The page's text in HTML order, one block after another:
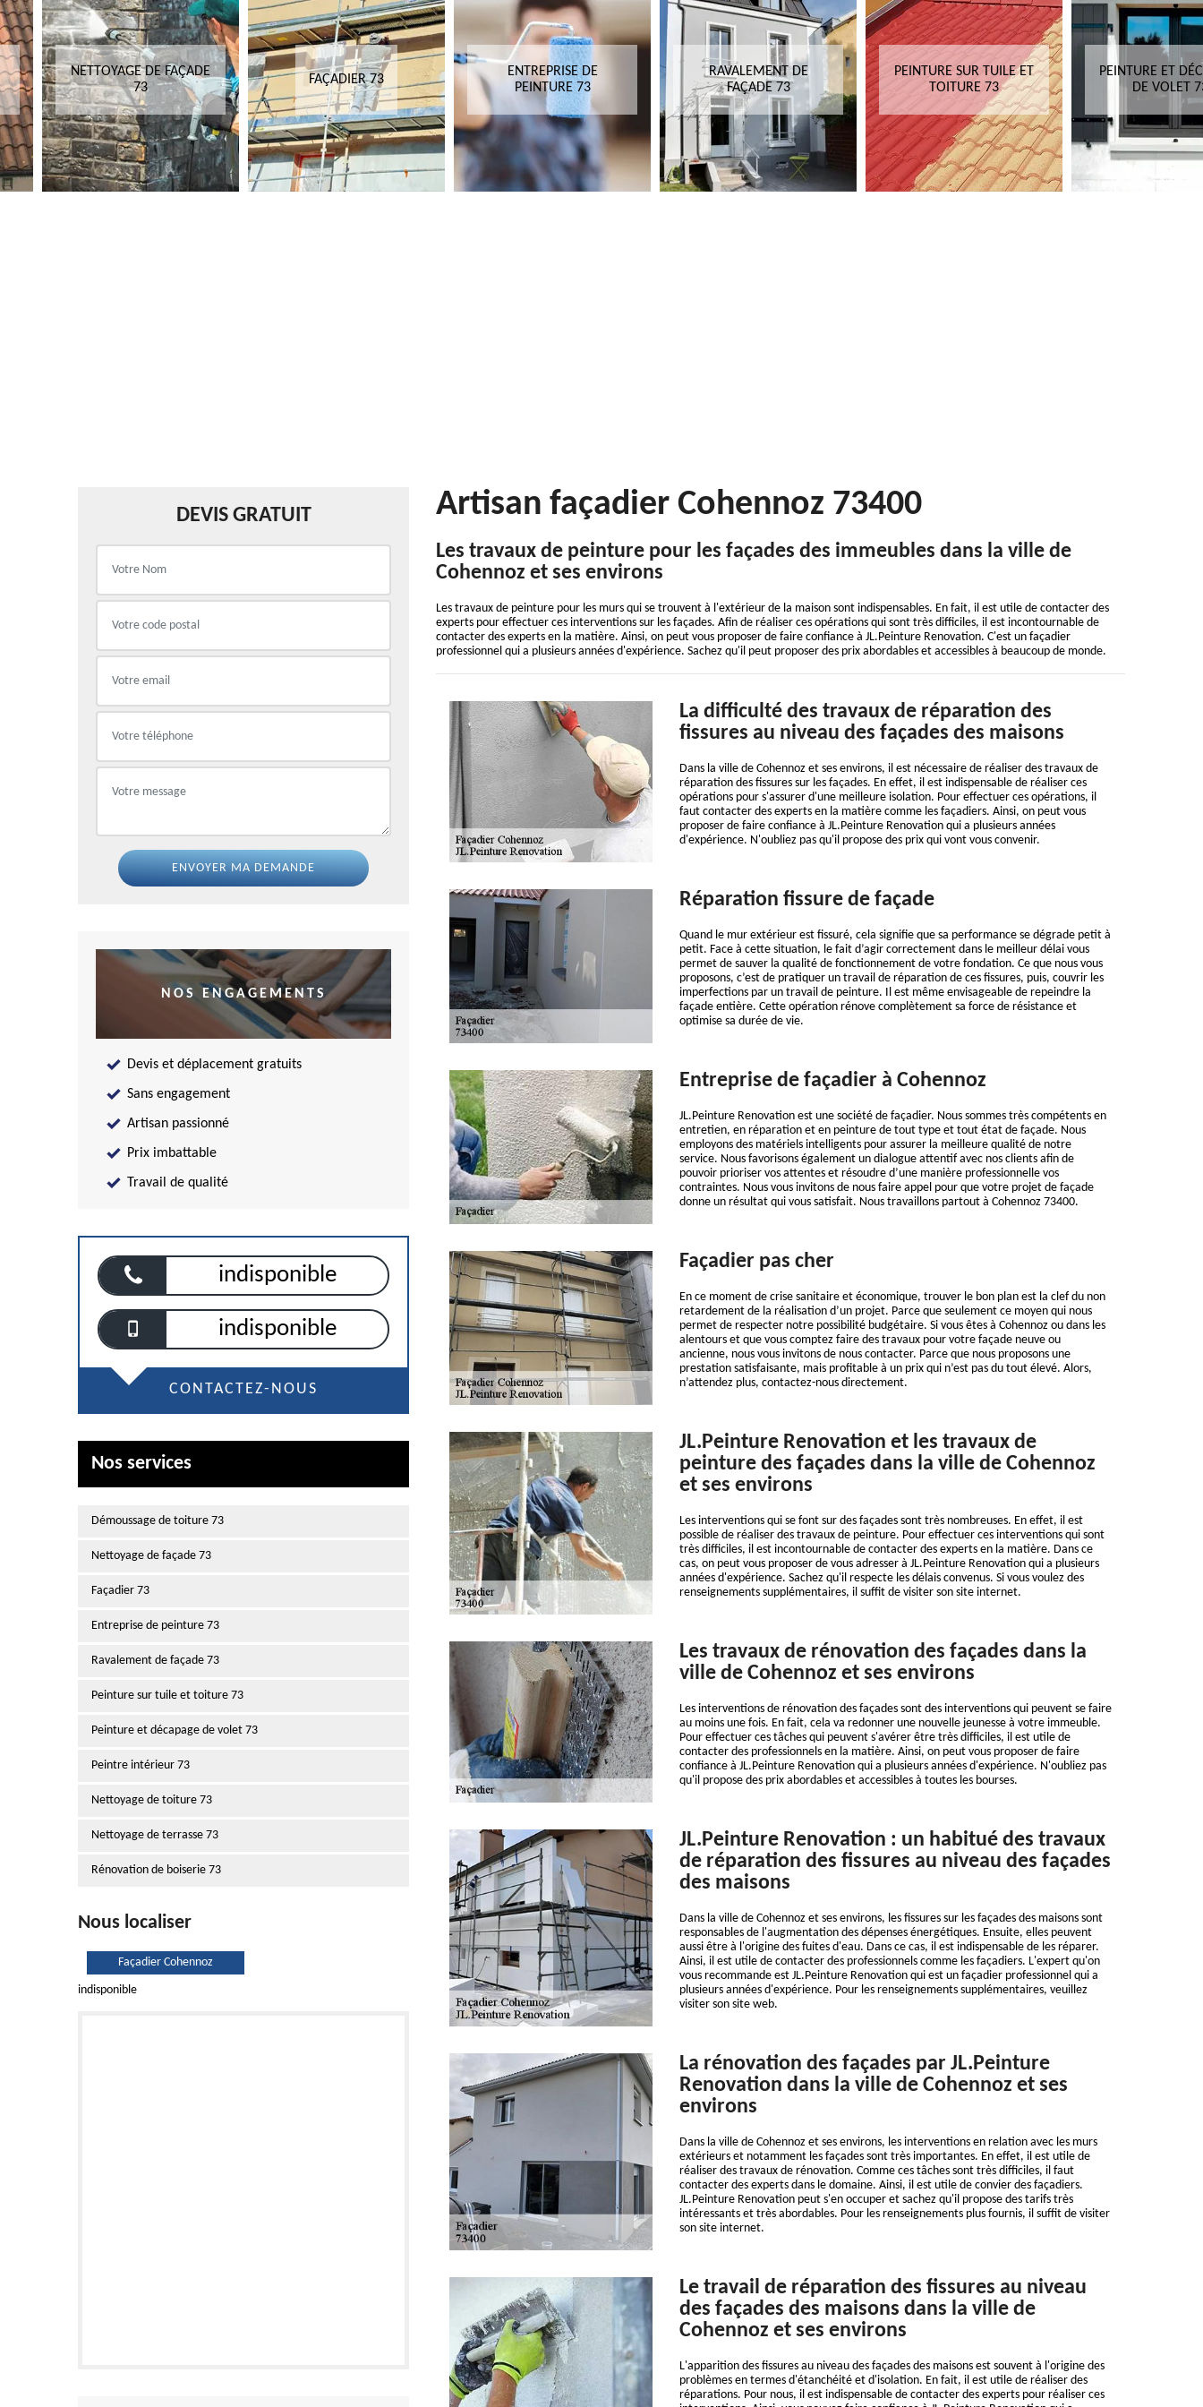
NETTOYAGE DE FAÇADE
73
FAÇADIER 73
ENTREPRISE DE
PEINTURE 73
RAVALEMENT DE
FAÇADE 73
PEINTURE SUR TUILE ET
TOITURE 73
PEINTURE ET
DE VOLET
DEVIS GRATUIT
NOS ENGAGEMENTS
Devis et déplacement gratuits
Sans engagement
Artisan passionné
Prix imbattable
Travail de qualité
indisponible
indisponible
CONTACTEZ-NOUS
Nos services
Démoussage de toiture 73
Nettoyage de façade 73
Façadier 73
Entreprise de peinture 73
Ravalement de façade 73
Peinture sur tuile et toiture 73
Peinture et décapage de volet 73
Peintre intérieur 73
Nettoyage de toiture 73
Nettoyage de terrasse 73
Rénovation de boiserie 73
Nous localiser
Façadier Cohennoz
indisponible
Artisan façadier Cohennoz 73400
Les travaux de peinture pour les façades des immeubles dans la ville de
Cohennoz et ses environs
Les travaux de peinture pour les murs qui se trouvent à l'extérieur de la maison sont indispensables. En fait, il est utile de contacter des
experts pour effectuer ces interventions sur les façades. Afin de réaliser ces opérations qui sont très difficiles, il est incontournable de
contacter des experts en la matière. Ainsi, on peut vous proposer de faire confiance à JL.Peinture Renovation. C'est un façadier
professionnel qui a plusieurs années d'expérience. Sachez qu'il peut proposer des prix abordables et accessibles à beaucoup de monde.
La difficulté des travaux de réparation des
fissures au niveau des façades des maisons
Dans la ville de Cohennoz et ses environs, il est nécessaire de réaliser des travaux de
réparation des fissures sur les façades. En effet, il est indispensable de réaliser ces
opérations pour s'assurer d'une meilleure isolation. Pour effectuer ces opérations, il
faut contacter des experts en la matière comme les façadiers. Ainsi, on peut vous
proposer de faire confiance à JL.Peinture Renovation qui a plusieurs années
d'expérience. N'oubliez pas qu'il propose des prix qui vont vous convenir.
Réparation fissure de façade
Quand le mur extérieur est fissuré, cela signifie que sa performance se dégrade petit à
petit. Face à cette situation, le fait d’agir correctement dans le meilleur délai vous
permet de sauver la qualité de fonctionnement de votre fondation. Ce que nous vous
proposons, c’est de pratiquer un travail de réparation de ces fissures, puis, couvrir les
imperfections par un travail de peinture. Il est même envisageable de repeindre la
façade entière. Cette opération rénove complètement sa force de résistance et
optimise sa durée de vie.
Entreprise de façadier à Cohennoz
JL.Peinture Renovation est une société de façadier. Nous sommes très compétents en
entretien, en réparation et en peinture de tout type et tout état de façade. Nous
employons des matériels intelligents pour assurer la meilleure qualité de notre
service. Nous favorisons également un dialogue attentif avec nos clients afin de
pouvoir prioriser vos attentes et résoudre d’une manière professionnelle vos
contraintes. Nous vous invitons de nous faire appel pour que votre projet de façade
donne un résultat qui vous satisfait. Nous travaillons partout à Cohennoz 73400.
Façadier pas cher
En ce moment de crise sanitaire et économique, trouver le bon plan est la clef du non
retardement de la réalisation d’un projet. Parce que seulement ce moyen qui nous
permet de respecter notre possibilité budgétaire. Si vous êtes à Cohennoz ou dans les
alentours et que vous comptez faire des travaux pour votre façade neuve ou
ancienne, nous vous invitons de nous contacter. Parce que nous proposons une
prestation satisfaisante, mais profitable à un prix qui n’est pas du tout élevé. Alors,
n’attendez plus, contactez-nous directement.
JL.Peinture Renovation et les travaux de
peinture des façades dans la ville de Cohennoz
et ses environs
Les interventions qui se font sur des façades sont très nombreuses. En effet, il est
possible de réaliser des travaux de peinture. Pour effectuer ces interventions qui sont
très difficiles, il est incontournable de contacter des experts en la matière. Dans ce
cas, on peut vous proposer de vous adresser à JL.Peinture Renovation qui a plusieurs
années d'expérience. Sachez qu'il respecte les délais convenus. Si vous voulez des
renseignements supplémentaires, il suffit de visiter son site internet.
Les travaux de rénovation des façades dans la
ville de Cohennoz et ses environs
Les interventions de rénovation des façades sont des interventions qui peuvent se faire
au moins une fois. En fait, cela va redonner une nouvelle jeunesse à votre immeuble.
Pour effectuer ces tâches qui peuvent s'avérer être très difficiles, il est utile de
contacter des professionnels en la matière. Ainsi, on peut vous proposer de faire
confiance à JL.Peinture Renovation qui a plusieurs années d'expérience. N'oubliez pas
qu'il propose des prix abordables et accessibles à toutes les bourses.
JL.Peinture Renovation : un habitué des travaux
de réparation des fissures au niveau des façades
des maisons
Dans la ville de Cohennoz et ses environs, les fissures sur les façades des maisons sont
responsables de l'augmentation des dépenses énergétiques. Ensuite, elles peuvent
aussi être à l'origine des fuites d'eau. Dans ce cas, il est indispensable de les réparer.
Ainsi, il est utile de contacter des professionnels comme les façadiers. L'expert qu'on
vous recommande est JL.Peinture Renovation qui est un façadier professionnel qui a
plusieurs années d'expérience. Pour les renseignements supplémentaires, veuillez
visiter son site web.
La rénovation des façades par JL.Peinture
Renovation dans la ville de Cohennoz et ses
environs
Dans la ville de Cohennoz et ses environs, les interventions en relation avec les murs
extérieurs et notamment les façades sont très importantes. En effet, il est utile de
réaliser des travaux de rénovation. Comme ces tâches sont très difficiles, il faut
contacter des experts dans le domaine. Ainsi, il est utile de convier des façadiers.
JL.Peinture Renovation peut s'en occuper et sachez qu'il propose des tarifs très
intéressants et très abordables. Pour les renseignements plus fournis, il suffit de visiter
son site internet.
Le travail de réparation des fissures au niveau
des façades des maisons dans la ville de
Cohennoz et ses environs
L'apparition des fissures au niveau des façades des maisons est souvent à l'origine des
problèmes en termes d'étanchéité et d'isolation. En fait, il est utile de réaliser des
réparations. Pour nous, il est indispensable de contacter des experts pour réaliser ces